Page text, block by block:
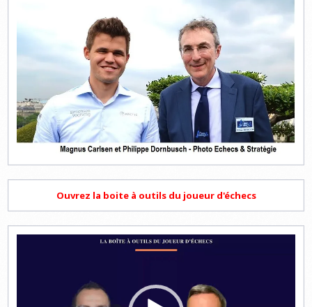
Ouvrez la boite à outils du joueur d'échecs